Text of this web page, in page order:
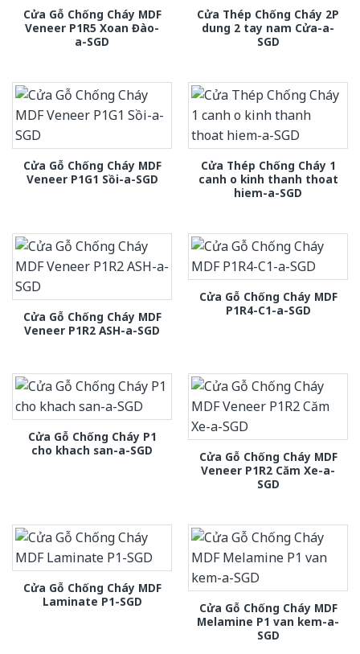
Cửa Gỗ Chống Cháy MDF
Veneer P1R5 Xoan Đào-
a-SGD
Cửa Thép Chống Cháy 2P
dung 2 tay nam Cửa-a-
SGD
Cửa Gỗ Chống Cháy MDF
Veneer P1G1 Sồi-a-SGD
Cửa Thép Chống Cháy 1
canh o kinh thanh thoat
hiem-a-SGD
Cửa Gỗ Chống Cháy MDF
Veneer P1R2 ASH-a-SGD
Cửa Gỗ Chống Cháy MDF
P1R4-C1-a-SGD
Cửa Gỗ Chống Cháy P1
cho khach san-a-SGD
Cửa Gỗ Chống Cháy MDF
Veneer P1R2 Căm Xe-a-
SGD
Cửa Gỗ Chống Cháy MDF
Laminate P1-SGD
Cửa Gỗ Chống Cháy MDF
Melamine P1 van kem-a-
SGD